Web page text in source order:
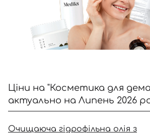
Ціни на "Косметика для
актуально на Липень 2026
Очищаюча гідрофільна олія з